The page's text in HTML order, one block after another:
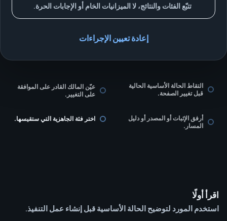
تتبّع الفئات والنتائج، لا الميزانيات الخام أو الإجابات الحرة.
إعادة تعيين الإجراءات
التقاط الحالة الأساسية الحالية
قبل تغيير الصفحة.
عيّن المالك القادر على الموافقة
على التغيير.
أرفق الإثبات أو المصدر أو دليل
المسار.
اختر فئة الجاهزية التي ستقيسها.
اقرأ أولًا
استخدم المورد لتوضيح الحالة الأساسية قبل إنشاء عمل التنفيذ.